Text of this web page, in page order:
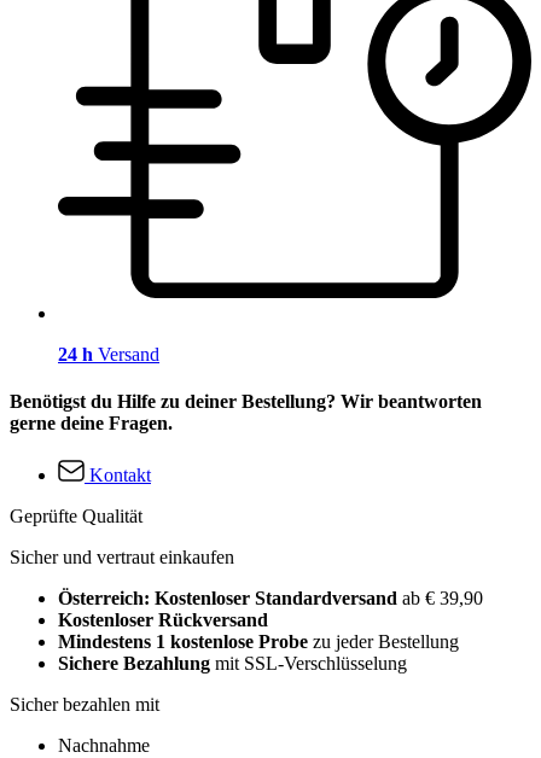
24 h Versand
Benötigst du Hilfe zu deiner Bestellung? Wir beantworten
gerne deine Fragen.
Kontakt
Geprüfte Qualität
Sicher und vertraut einkaufen
Österreich: Kostenloser Standardversand ab € 39,90
Kostenloser Rückversand
Mindestens 1 kostenlose Probe zu jeder Bestellung
Sichere Bezahlung mit SSL-Verschlüsselung
Sicher bezahlen mit
Nachnahme